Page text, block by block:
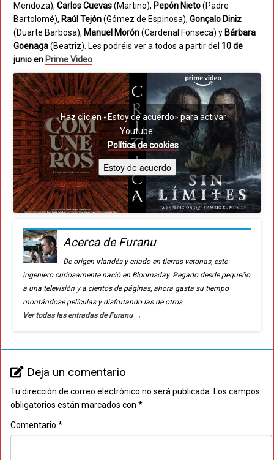
Mendoza), Carlos Cuevas(Martino), Pepón Nieto(Padre
Bartolomé), Raúl Tejón(Gómez de Espinosa), Gonçalo Diniz
(Duarte Barbosa), Manuel Morón(Cardenal Fonseca) y Bárbara
Goenaga(Beatriz). Les podréis ver a todos a partir del 10 de
junio en Prime Video.
Haz clic en «Estoy de acuerdo» para activar
Youtube
Política de cookies
Estoy de acuerdo
Acerca de Furanu
De origen irlandés y criado en tierras vetonas, este
ingeniero curiosamente nació en Bloomsday. Pegado desde pequeño
a una televisión y a cientos de páginas, ahora gasta su tiempo
montándose películas y disfrutando las de otros.
Ver todas las entradas de Furanu →
Deja un comentario
Tu dirección de correo electrónico no será publicada. Los campos
obligatorios están marcados con *
Comentario *